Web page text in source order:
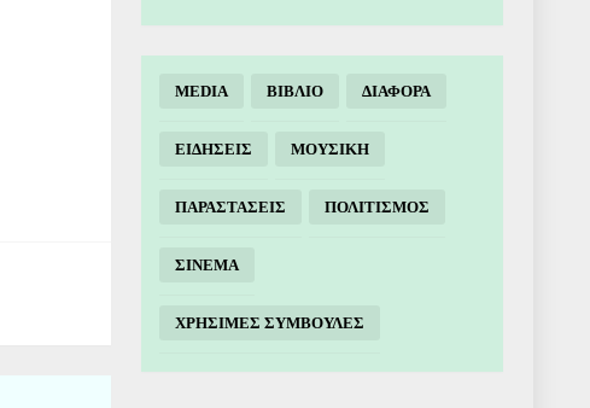
MEDIA ΒΙΒΛΙΟ ΔΙΑΦΟΡΑ
ΕΙΔΗΣΕΙΣ ΜΟΥΣΙΚΗ
ΠΑΡΑΣΤΑΣΕΙΣ ΠΟΛΙΤΙΣΜΟΣ
ΣΙΝΕΜΑ
ΧΡΗΣΙΜΕΣ ΣΥΜΒΟΥΛΕΣ